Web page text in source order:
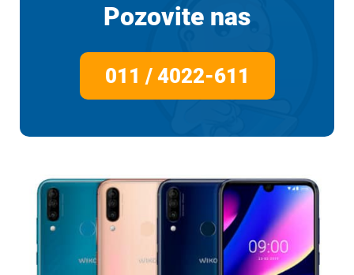
Pozovite nas
011 / 4022-611